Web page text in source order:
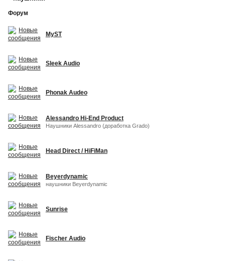
Форум
MyST
Sleek Audio
Phonak Audeo
Alessandro Hi-End Product
Наушники Alessandro (доработка Grado)
Head Direct / HiFiMan
Beyerdynamic
наушники Beyerdynamic
Sunrise
Fischer Audio